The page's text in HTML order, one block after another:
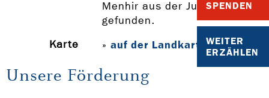
SPENDEN
WEITER
ERZÄHLEN
Menhir aus der Jungsteinzeit
gefunden.
Karte
» auf der Landkarte anzeigen
Unsere Förderung